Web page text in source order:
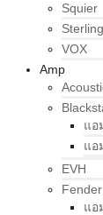
Squier
VOX
Amp
แอ
แอ
EVH
Fender
แอ